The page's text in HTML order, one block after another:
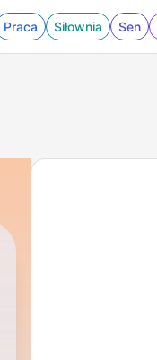
Praca Siłownia Sen